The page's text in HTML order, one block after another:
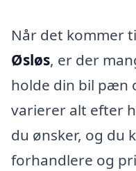
Når det kommer
Øsløs, er der
holde din bil pæn
varierer alt efter
du ønsker, og du
forhandlere og